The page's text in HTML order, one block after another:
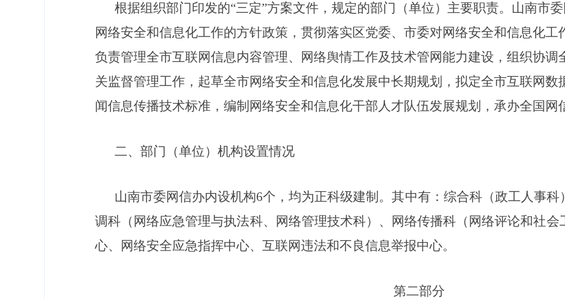
根据组织部门印发的“三定”方案文件，规定的部门（单位）主要职责。 山南市
网络安全和信息化工作的方针政策，贯彻落实区党委、市委对网络安全和信息化工
负责管理全市互联网信息内容管理、网络舆情工作及技术管网能力建设，组织协调
关监督管理工作，起草全市网络安全和信息化发展中长期规划，拟定全市互联网数
闻信息传播技术标准，编制网络安全和信息化干部人才队伍发展规划，承办全国 网
二、部门（单位）机构设置情况
山南市委网信办内设机构6个，均为正科级建制。其中有：综合科（政工人事科
调科（网络应急管理与执法科、网络管理技术科）、网络传播科（网络评论和社会
心、网络安全应急指挥中心、互联网违法和不良信息举报中心。
第二部分